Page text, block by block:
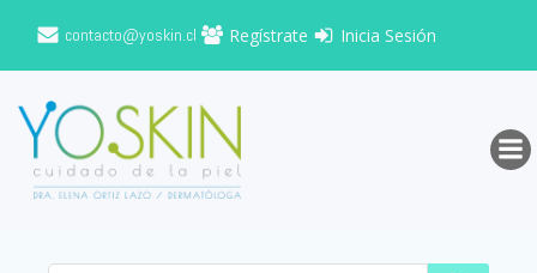
al
contacto@yoskin.cl Regístrate Inicia Sesión